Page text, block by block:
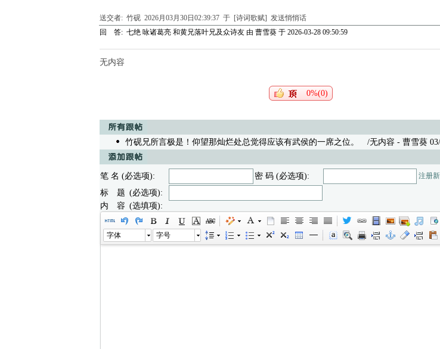
送交者: 竹砚2026月03月30日02:39:37 于 [诗词歌赋] 发送悄悄话
回 答: 七绝 咏诸葛亮 和黄兄落叶兄及众诗友由 曹雪葵于 2026-03-28 09:50:59
无内容
0%(0)
竹砚兄所言极是！仰望那灿烂处总觉得应该有武侯的一席之位。 /无内容 - 曹雪葵 03/30/
笔 名 (必选项): 密 码 (必选项): 注册
标 题 (必选项):
内 容 (选填项):
字体 字号